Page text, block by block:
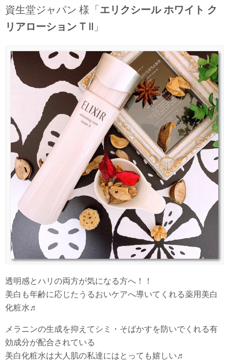
資生堂ジャパン 様「エリクシール ホワイト ク
リアローション T II 」
透明感とハリの両方が気になる方へ！！
美白も年齢に応じたうるおいケアへ導いてくれる薬用美白
化粧水♬
メラニンの生成を抑えてシミ・そばかすを防いでくれる有
効成分が配合されている
美白化粧水は大人肌の私達にはとっても嬉しい♬